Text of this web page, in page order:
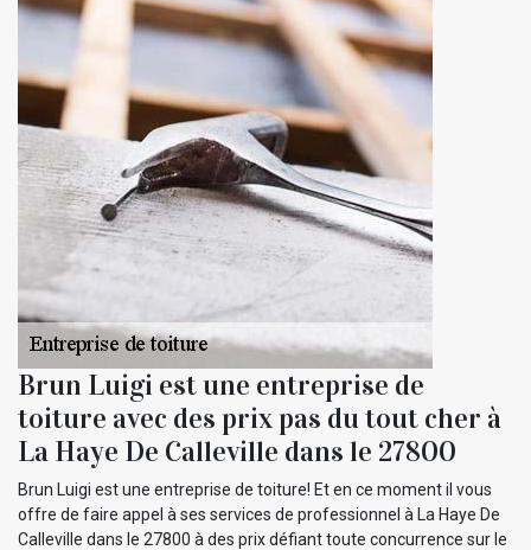
Brun Luigi est une entreprise de
toiture avec des prix pas du tout cher à
La Haye De Calleville dans le 27800
Brun Luigi est une entreprise de toiture! Et en ce moment il vous
offre de faire appel à ses services de professionnel à La Haye De
Calleville dans le 27800 à des prix défiant toute concurrence sur le